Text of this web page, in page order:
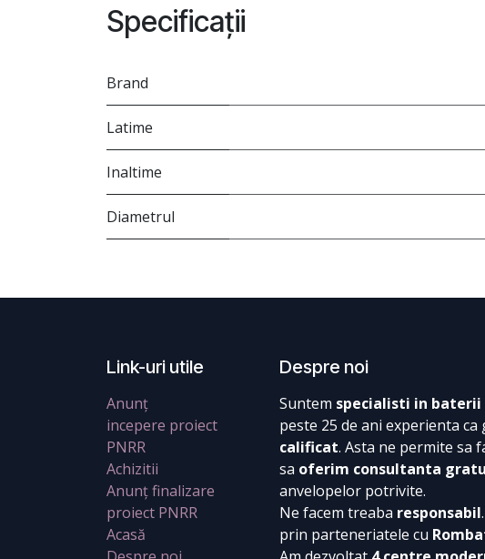
Specificații
Brand
Latime
Inaltime
Diametrul
Link-uri utile
Anunț
incepere proiect
PNRR
Achizitii
Anunț finalizare
proiect PNRR
Acasă
Despre noi
Suntem specialisti in baterii
peste 25 de ani experienta ca
calificat. Asta ne permite sa
sa oferim consultanta
anvelopelor potrivite.
Ne facem treaba responsabil
prin parteneriatele cu